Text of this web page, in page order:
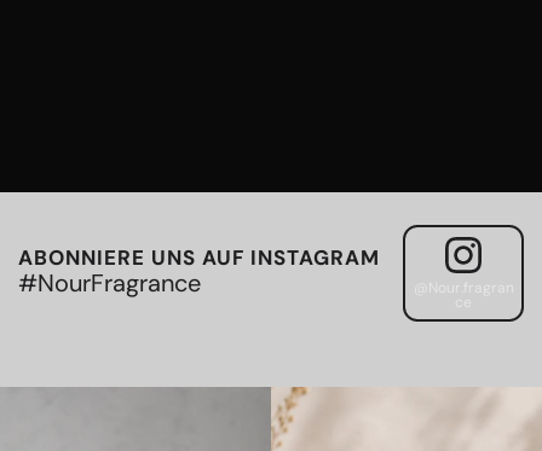
ABONNIERE UNS AUF INSTAGRAM
#NourFragrance @Nour.fragran
ce